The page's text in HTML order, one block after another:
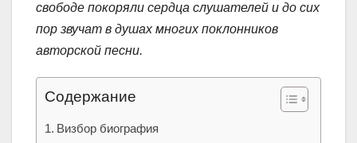
свободе покоряли сердца слушателей и до сих
пор звучат в душах многих поклонников
авторской песни.
Содержание
Визбор биография